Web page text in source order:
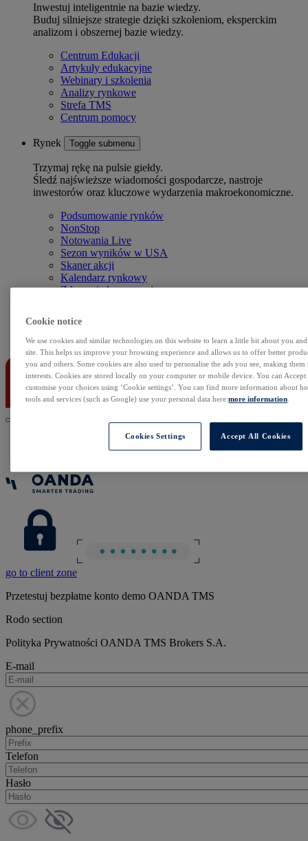
Inwestuj inteligentnie na bazie wiedzy.
Buduj silniejsze strategie dzięki szkoleniom, eksperckim
analizom i obszernej bazie wiedzy.
Centrum Edukacji
Artykuły edukacyjne
Webinary i szkolenia
Analizy rynkowe
Strefa TMS
Centrum pomocy
Rynek Toggle submenu
Trzymaj rękę na pulsie giełdy.
Śledź najświeższe wiadomości gospodarcze, nastroje
inwestorów oraz kluczowe wydarzenia makroekonomiczne.
Podsumowanie rynków
NonStop
Notowania Live
Sezon wyników w USA
Skaner akcji
Kalendarz rynkowy
Zdarzenia korporacyjne
Kontakt
go to client zone
Przetestuj bezpłatne konto demo OANDA TMS
Rodo section
Polityka Prywatności OANDA TMS Brokers S.A.
E-mail
phone_prefix
Telefon
Hasło
Cookie notice
We use cookies and similar technologies on this website to learn a little bit about you
site. This helps us improve your browsing experience and allows us to offer better
you and others. Some cookies are also used to personalise the ads you see, making
interests. Cookies are stored locally on your computer or mobile device. You can
customise your choices using ‘Cookie settings’. You can find more information about
tools and services (such as Google) use your personal data here:more information
Cookies Settings Accept All Cookies